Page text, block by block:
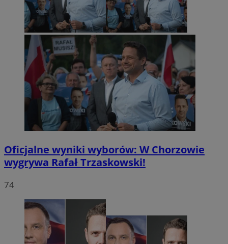
Oficjalne wyniki wyborów: W Chorzowie
wygrywa Rafał Trzaskowski!
74